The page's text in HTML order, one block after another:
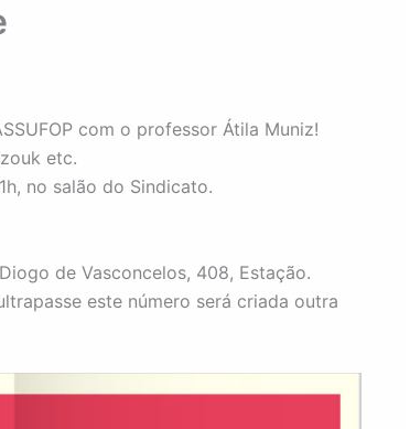
com o professor Átila Muniz!
etc.
no salão do Sindicato.
de Vasconcelos, 408, Estação.
este número será criada outra